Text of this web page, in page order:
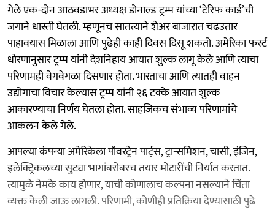
गेले एक-दोन आठवडाभर अध्यक्ष डोनाल्ड ट्रम्प यांच्या ‘टेरिफ कार्ड’ची
जगाने धास्ती घेतली. म्हणूनच सातत्याने शेअर बाजारात चढउतार
पाहावयास मिळाला आणि पुढेही काही दिवस दिसू शकतो. अमेरिका फर्स्ट
धोरणानुसार ट्रम्प यांनी देशनिहाय आयात शुल्क लागू केले आणि त्याचा
परिणामही वेगवेगळा दिसणार होता. भारताचा आणि त्यातही वाहन
उद्योगाचा विचार केल्यास ट्रम्प यांनी २६ टक्के आयात शुल्क
आकारण्याचा निर्णय घेतला होता. साहजिकच संभाव्य परिणामांचे
आकलन केले गेले.
आपल्या कंपन्या अमेरिकेला पॉवरट्रेन पार्ट्स, ट्रान्समिशन, चासी, इंजिन,
इलेक्ट्रिकलच्या सुट्या भागांबरोबरच तयार मोटारींची निर्यात करतात.
त्यामुळे नेमके काय होणार, याची कोणालाच कल्पना नसल्याने चिंता
व्यक्त केली जाऊ लागली. परिणामी, कोणीही प्रतिक्रिया देण्यासाठी पुढे